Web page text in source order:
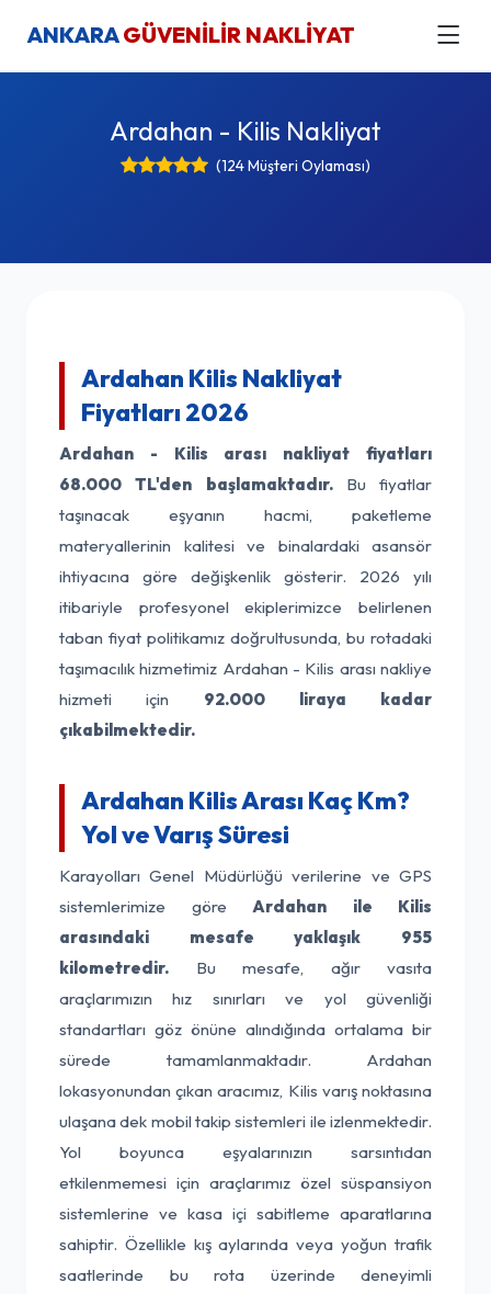
ANKARAGÜVENİLİR NAKLİYAT
Ardahan - Kilis Nakliyat
(124 Müşteri Oylaması)
Ardahan Kilis Nakliyat
Fiyatları 2026
Ardahan - Kilis arası nakliyat fiyatları
68.000 TL'den başlamaktadır.Bu fiyatlar
taşınacak eşyanın hacmi, paketleme
materyallerinin kalitesi ve binalardaki asansör
ihtiyacına göre değişkenlik gösterir. 2026 yılı
itibariyle profesyonel ekiplerimizce belirlenen
taban fiyat politikamız doğrultusunda, bu rotadaki
taşımacılık hizmetimiz Ardahan - Kilis arası nakliye
hizmeti için 92.000 liraya kadar
çıkabilmektedir.
Ardahan Kilis Arası Kaç Km?
Yol ve Varış Süresi
Karayolları Genel Müdürlüğü verilerine ve GPS
sistemlerimize göre Ardahan ile Kilis
arasındaki mesafe yaklaşık 955
kilometredir. Bu mesafe, ağır vasıta
araçlarımızın hız sınırları ve yol güvenliği
standartları göz önüne alındığında ortalama bir
sürede tamamlanmaktadır. Ardahan
lokasyonundan çıkan aracımız, Kilis varış noktasına
ulaşana dek mobil takip sistemleri ile izlenmektedir.
Yol boyunca eşyalarınızın sarsıntıdan
etkilenmemesi için araçlarımız özel süspansiyon
sistemlerine ve kasa içi sabitleme aparatlarına
sahiptir. Özellikle kış aylarında veya yoğun trafik
saatlerinde bu rota üzerinde deneyimli